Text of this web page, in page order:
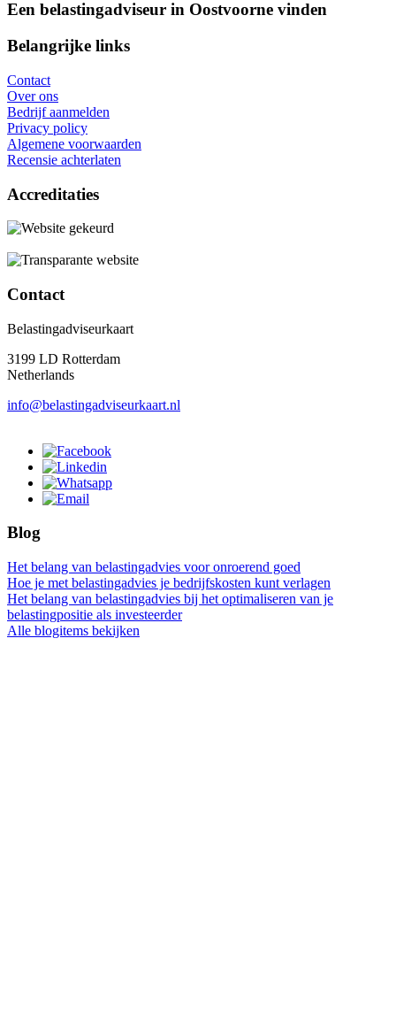
Een belastingadviseur in Oostvoorne vinden
Belangrijke links
Contact
Over ons
Bedrijf aanmelden
Privacy policy
Algemene voorwaarden
Recensie achterlaten
Accreditaties
Contact
Belastingadviseurkaart
3199 LD Rotterdam
Netherlands
info@belastingadviseurkaart.nl
Blog
Het belang van belastingadvies voor onroerend goed
Hoe je met belastingadvies je bedrijfskosten kunt verlagen
Het belang van belastingadvies bij het optimaliseren van je
belastingpositie als investeerder
Alle blogitems bekijken